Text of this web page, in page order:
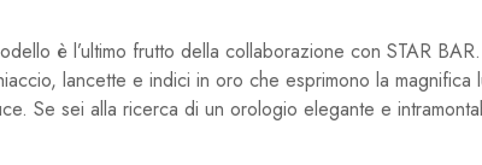
è l’ultimo frutto della collaborazione con STAR
lancette e indici in oro che esprimono la
Se sei alla ricerca di un orologio elegante e